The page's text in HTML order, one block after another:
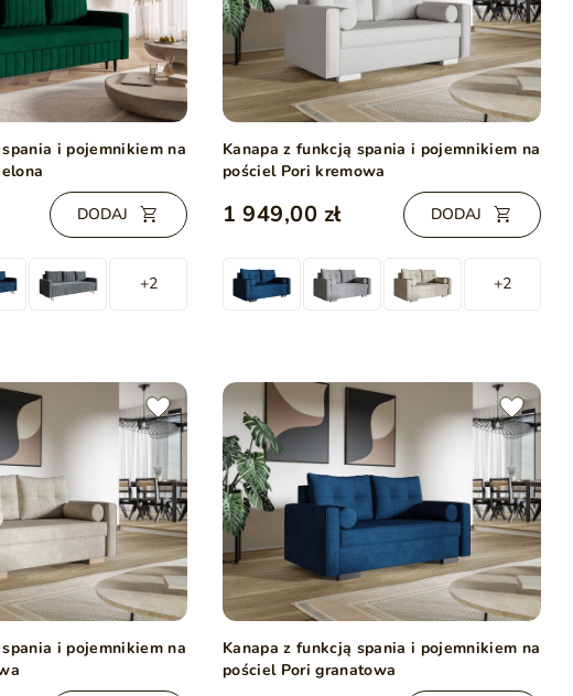
i pojemnikiem na
DODAJ
+2
Kanapa z funkcją spania i pojemnikiem na
pościel Pori kremowa
1 949,00 zł DODAJ
+2
i pojemnikiem na
Kanapa z funkcją spania i pojemnikiem na
pościel Pori granatowa